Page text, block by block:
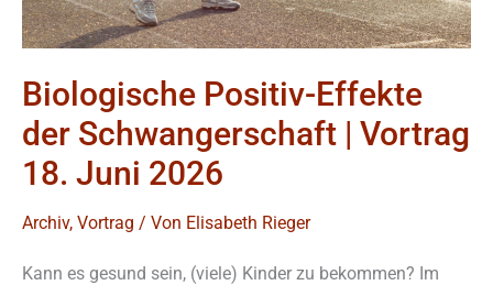
Biologische Positiv-Effekte
der Schwangerschaft | Vortrag
18. Juni 2026
Archiv, Vortrag / Von Elisabeth Rieger
Kann es gesund sein, (viele) Kinder zu bekommen? Im
Juni
2026